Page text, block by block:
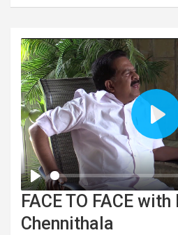
FACE TO FACE
Chennithala